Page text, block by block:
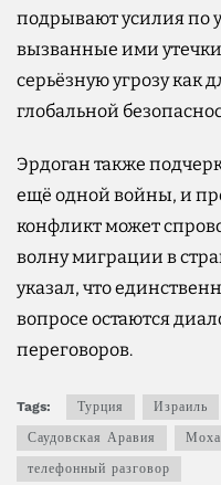
подрывают усилия по
вызванные ими
серьёзную угрозу как
глобальной
Эрдоган также
ещё одной войны, и
конфликт может
волну миграции в
указал, что
вопросе остаются
переговоров.
Tags: Турция Израиль
Саудовская Аравия
телефонный разговор